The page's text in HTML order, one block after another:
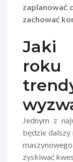
zaplanować
zachować
Jaki
Jednym z
będzie
zyskiwać